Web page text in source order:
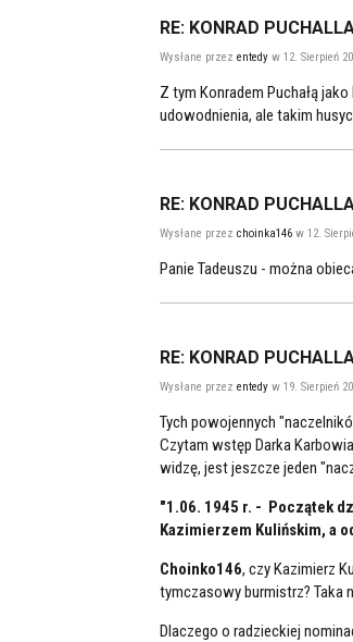
RE: KONRAD
Wysłane przez entedy w 12. Sierpień
Z tym Konradem Puchałą
udowodnienia, ale takim
RE: KONRAD
Wysłane przez choinka146 w 12.
Panie Tadeuszu - można
RE: KONRAD
Wysłane przez entedy w 19. Sierpień
Tych powojennych
Czytam wstęp Darka
widzę, jest jeszcze jeden
"1.06. 1945 r. - Początek
Kazimierzem Kulińskim, a
Choinko146, czy Kazimierz
tymczasowy burmistrz? Taka
Dlaczego o radzieckiej